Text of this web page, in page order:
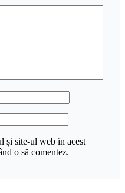
și site-ul web în acest
o să comentez.